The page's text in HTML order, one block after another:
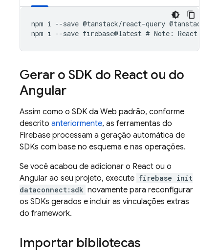
npm i --save @tanstack/react-query @tanstack
npm i --save firebase@latest # Note : React
Gerar o SDK do React ou do
Angular
Assim como o SDK da Web padrão, conforme
descrito anteriormente, as ferramentas do
Firebase processam a geração automática de
SDKs com base no esquema e nas operações.
Se você acabou de adicionar o React ou o
Angular ao seu projeto, execute firebase init
dataconnect:sdk novamente para reconfigurar
os SDKs gerados e incluir as vinculações extras
do framework.
Importar bibliotecas